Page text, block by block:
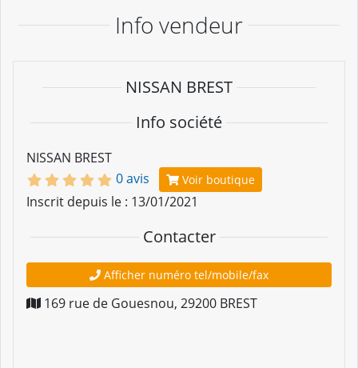
Info vendeur
NISSAN BREST
Info société
NISSAN BREST
0 avis
Voir boutique
Inscrit depuis le : 13/01/2021
Contacter
Afficher numéro tel/mobile/fax
169 rue de Gouesnou, 29200 BREST